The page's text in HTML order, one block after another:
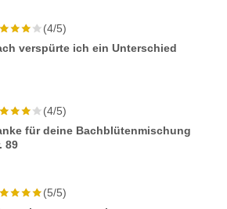
(4/5)
verspürte ich ein Unterschied
(4/5)
für deine Bachblütenmischung
89
(5/5)